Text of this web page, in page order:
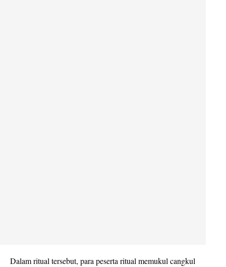
Dalam ritual tersebut, para peserta ritual memukul cangkul